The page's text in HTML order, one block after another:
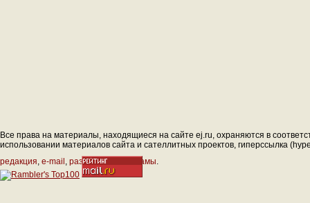
Все права на материалы, находящиеся на сайте ej.ru, охраняются в
использовании материалов сайта и сателлитных проектов, гиперссылка
редакция, e-mail , размещение рекламы.